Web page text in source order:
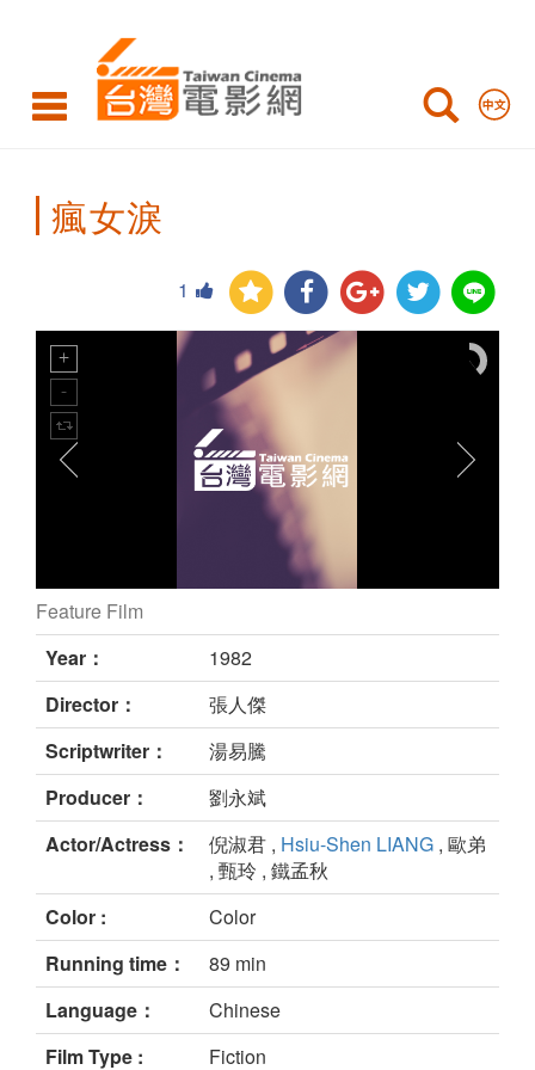
Taiwan
Cinema
瘋女淚
1
still
Feature Film
Year：
1982
Director：
張人傑
Scriptwriter：
湯易騰
Producer：
劉永斌
Actor/Actress：
倪淑君 , Hsiu-Shen LIANG , 歐弟
, 甄玲 , 鐵孟秋
Color :
Color
Running time：
89 min
Language：
Chinese
Film Type :
Fiction